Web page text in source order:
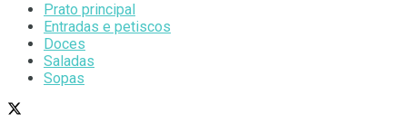
Prato principal
Entradas e petiscos
Doces
Saladas
Sopas